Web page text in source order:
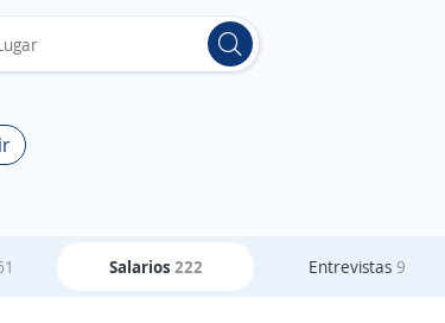
Salarios 222 Entrevistas 9